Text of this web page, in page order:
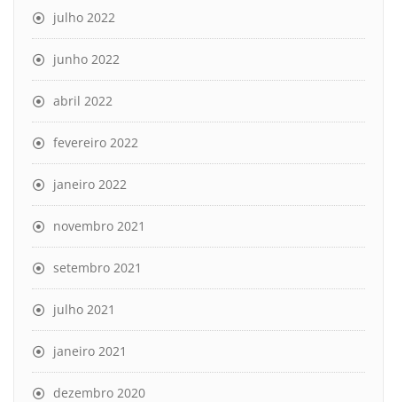
julho 2022
junho 2022
abril 2022
fevereiro 2022
janeiro 2022
novembro 2021
setembro 2021
julho 2021
janeiro 2021
dezembro 2020